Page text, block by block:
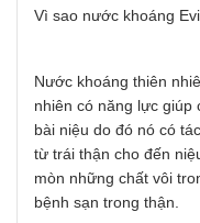
Vì sao nước khoáng
Nước khoáng thiên
nhiên có năng lực giúp
bài niệu do đó nó có
từ trái thận cho đến
mòn những chất vôi
bệnh sạn trong thận.